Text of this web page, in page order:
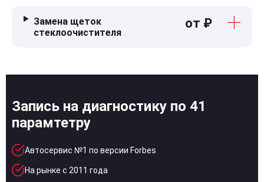
Замена щеток
стеклоочистителя
от ₽
Запись на диагностику по 41
парамтетру
Автосервис №1 по версии Forbes
На рынке с 2011 года